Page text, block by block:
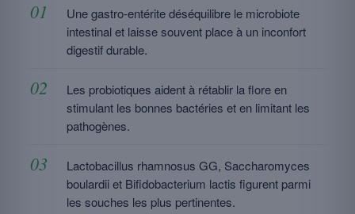
Une gastro-entérite déséquilibre le microbiote
intestinal et laisse souvent place à un inconfort
digestif durable.
Les probiotiques aident à rétablir la flore en
stimulant les bonnes bactéries et en limitant les
pathogènes.
Lactobacillus rhamnosus GG, Saccharomyces
boulardii et Bifidobacterium lactis figurent parmi
les souches les plus pertinentes.